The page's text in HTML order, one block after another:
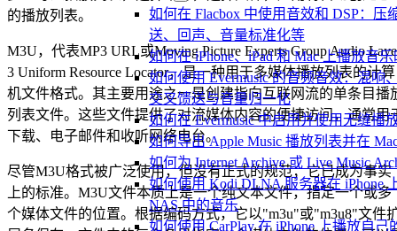
如何在 Flacbox 中使用音效和 DSP：压
送、回声、音量标准化等
如何在 iPhone、iPad 和 Mac 上播放音
如何使用 Evermusic 的音频音效：混响
交叉馈送与音量归一化
如何在 Evermusic 中启用并使用无缝播
如何导出 Apple Music 播放列表并在
如何为 Internet Archive 或 Live Music
如何使用 Kodi DLNA 服务器在 iPhone
NAS 中的音乐
如何使用 CarPlay 在 iPhone 上播放自己
的播放列表。
M3U，代表MP3 URL或Moving Picture Experts Group Audio
3 Uniform Resource Locator，是一种用于多媒体播放列表的计算
机文件格式。其主要用途之一是创建指向互联网流的单条目播
列表文件。这些文件提供了对流媒体内容的便捷访问，通常用
下载、电子邮件和收听网络电台。
尽管M3U格式被广泛使用，但没有正式的规范；它已成为事实
上的标准。M3U文件本质上是一个纯文本文件，指定一个或多
个媒体文件的位置。根据编码方式，它以"m3u"或"m3u8"文件